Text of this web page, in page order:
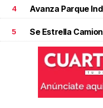
4 Avanza Parque
5 Se Estrella